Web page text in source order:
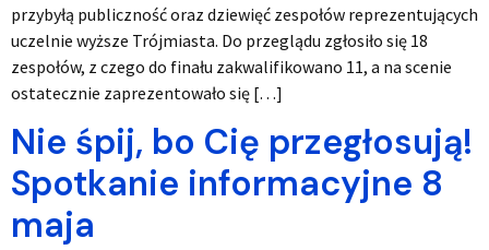
przybyłą publiczność oraz dziewięć zespołów reprezentujących
uczelnie wyższe Trójmiasta. Do przeglądu zgłosiło się 18
zespołów, z czego do finału zakwalifikowano 11, a na scenie
ostatecznie zaprezentowało się […]
Nie śpij, bo Cię przegłosują!
Spotkanie informacyjne 8
maja